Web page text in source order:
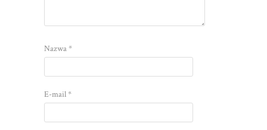
Nazwa*
E-mail*